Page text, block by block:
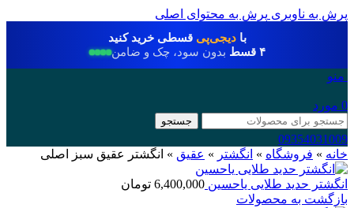
پرش به ناوبری پرش به محتوای اصلی
بادیجی‌پی قسطی خرید کنید
۴ قسط
بدون سود، چک و ضامن
منو
0 مورد
جستجو
09354031009
خانه » فروشگاه » انگشتر » عقیق » انگشتر عقیق سبز اصلی
انگشتر حدید طلایی یاحسین 6,400,000 تومان
بازگشت به محصولات